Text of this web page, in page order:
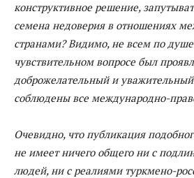
конструктивное решение,
семена недоверия в отношениях
странами? Видимо, не всем по душе
чувствительном вопросе был
доброжелательный и
соблюдены все международно-
Очевидно, что публикация
не имеет ничего общего ни с
людей, ни с реалиями туркмено-